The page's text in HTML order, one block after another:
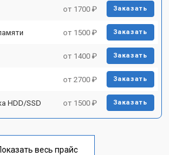
от 1700 ₽ Заказать
от 1500 ₽ Заказать
от 1400 ₽ Заказать
от 2700 ₽ Заказать
HDD/SSD от 1500 ₽ Заказать
весь прайс